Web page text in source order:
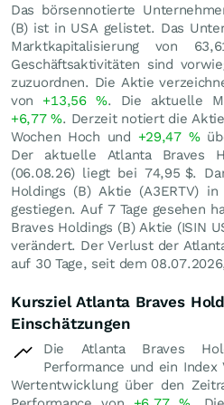
Das börsennotierte
(B) ist in USA gelistet. Das
Marktkapitalisierung von
Geschäftsaktivitäten sind
zuzuordnen. Die Aktie
von +13,56 %. Die aktuelle
+6,77%. Derzeit notiert die Aktie
Wochen Hoch und +29,47 %
Der aktuelle Atlanta Braves
(06.08.26) liegt bei 74,95 $.
Holdings (B) Aktie (A3ERTV)
gestiegen. Auf 7 Tage gesehen
Braves Holdings (B) Aktie (ISIN
verändert. Der Verlust der
auf 30 Tage, seit dem
Kursziel Atlanta Braves
Einschätzungen
Die Atlanta Braves
Performance und ein
Wertentwicklung über den